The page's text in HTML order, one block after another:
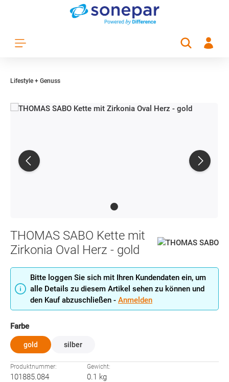
Zum Hauptinhalt springen
Lifestyle + Genuss
THOMAS SABO Kette mit
Zirkonia Oval Herz - gold
Bitte loggen Sie sich mit Ihren Kundendaten ein, um
alle Details zu diesem Artikel sehen zu können und
den Kauf abzuschließen - Anmelden
Farbeauswählen
gold silber
Produktnummer:
101885.084
Gewicht:
0.1 kg